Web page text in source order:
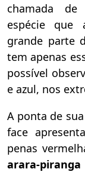
chamada de
espécie que
grande parte
tem apenas
possível
e azul, nos
A ponta de
face
penas
arara-piranga